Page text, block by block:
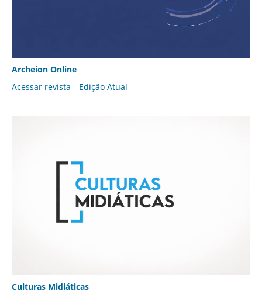
Archeion Online
Acessar revista
Edição Atual
Culturas Midiáticas